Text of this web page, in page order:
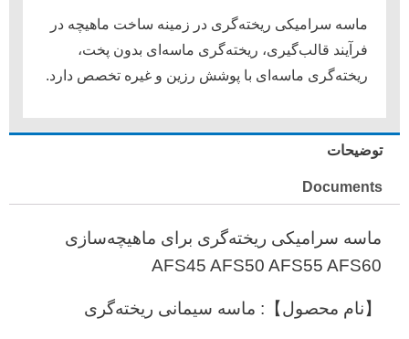
ماسه سرامیکی ریخته‌گری در زمینه ساخت ماهیچه در
فرآیند قالب‌گیری، ریخته‌گری ماسه‌ای بدون پخت،
ریخته‌گری ماسه‌ای با پوشش رزین و غیره تخصص دارد.
توضیحات
Documents
ماسه سرامیکی ریخته‌گری برای ماهیچه‌سازی
AFS45 AFS50 AFS55 AFS60
【نام محصول】: ماسه سیمانی ریخته‌گری